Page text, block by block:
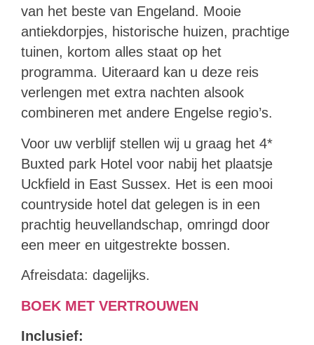
van het beste van Engeland. Mooie
antiekdorpjes, historische huizen, prachtige
tuinen, kortom alles staat op het
programma. Uiteraard kan u deze reis
verlengen met extra nachten alsook
combineren met andere Engelse regio’s.
Voor uw verblijf stellen wij u graag het 4*
Buxted park Hotel voor nabij het plaatsje
Uckfield in East Sussex. Het is een mooi
countryside hotel dat gelegen is in een
prachtig heuvellandschap, omringd door
een meer en uitgestrekte bossen.
Afreisdata: dagelijks.
BOEK MET VERTROUWEN
Inclusief: